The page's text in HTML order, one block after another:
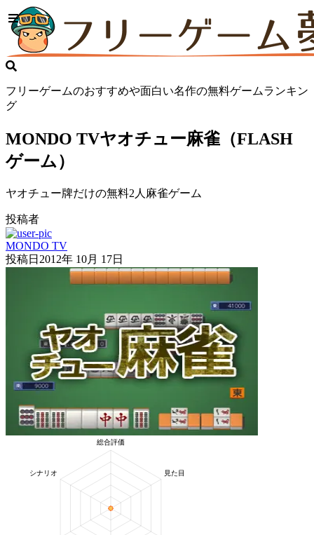
フリーゲームのおすすめや面白い名作の無料ゲームランキン
グ
MONDO TVヤオチュー麻雀（FLASH
ゲーム）
ヤオチュー牌だけの無料2人麻雀ゲーム
投稿者
MONDO TV
投稿日 2012年 10月 17日